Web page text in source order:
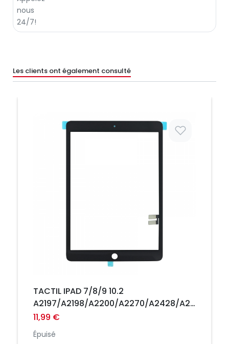
Les clients ont également consulté
TACTIL IPAD 7/8/9 10.2
A2197/A2198/A2200/A2270/A2428/A2429/
NOIR AVEC COLLE ET BOUTON HOME
11,99 €
Épuisé